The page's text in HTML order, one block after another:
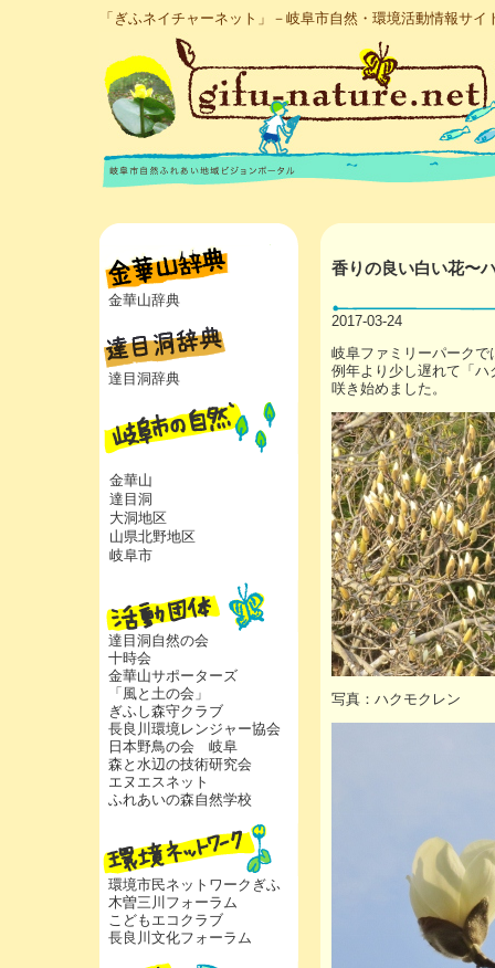
「ぎふネイチャーネット」－岐阜市自然・環境活動情報サイ
金華山辞典
達目洞辞典
金華山
達目洞
大洞地区
山県北野地区
岐阜市
達目洞自然の会
十時会
金華山サポーターズ
「風と土の会」
ぎふし森守クラブ
長良川環境レンジャー協会
日本野鳥の会 岐阜
森と水辺の技術研究会
エヌエスネット
ふれあいの森自然学校
環境市民ネットワークぎふ
木曽三川フォーラム
こどもエコクラブ
長良川文化フォーラム
香りの良い白い花〜
2017-03-24
岐阜ファミリーパークで
例年より少し遅れて「
咲き始めました。
写真：ハクモクレン